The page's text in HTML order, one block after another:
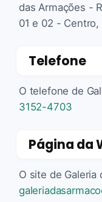
das Armações -
01 e 02 - Centro,
Telefone
O telefone de
3152-4703
Página da
O site de Galeria